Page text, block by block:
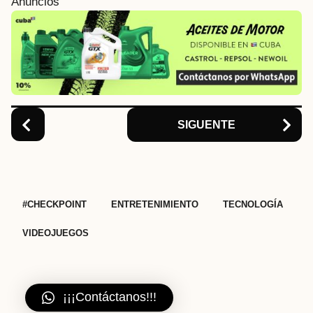
n
o
n
SIGUENTE
#CHECKPOINT ENTRETENIMIENTO TECNOLOGÍA
VIDEOJUEGOS
¡¡¡Contáctanos!!!